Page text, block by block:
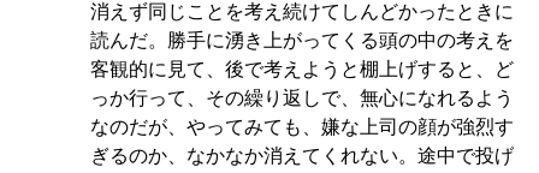
消えず同じことを考え続けてしんどかったときに
読んだ。勝手に湧き上がってくる頭の中の考えを
客観的に見て、後で考えようと棚上げすると、ど
っか行って、その繰り返しで、無心になれるよう
なのだが、やってみても、嫌な上司の顔が強烈す
ぎるのか、なかなか消えてくれない。途中で投げ